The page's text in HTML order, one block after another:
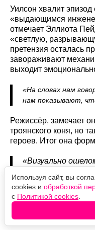
Уилсон хвалит
«выдающимся
отмечает Эллиота
«светлую,
претензия осталась
завораживают
выходит
«На словах нам
нам показывают,
Режиссёр, замечает
троянского коня, но
героев. Итог она
«Визуально
«Одиссея»
породила спор,
тем не менее
Используя сайт, вы
cookies и обработкой
с Политикой cookies